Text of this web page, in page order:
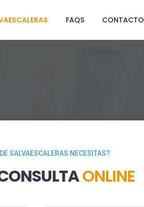
FAQS CONTACTO
SALVAESCALERAS NECESITAS?
ONLINE